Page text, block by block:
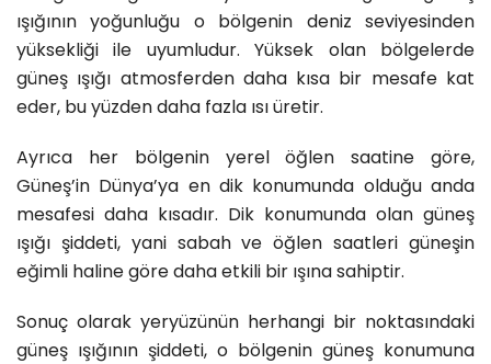
ışığının yoğunluğu o bölgenin deniz seviyesinden
yüksekliği ile uyumludur. Yüksek olan bölgelerde
güneş ışığı atmosferden daha kısa bir mesafe kat
eder, bu yüzden daha fazla ısı üretir.
Ayrıca her bölgenin yerel öğlen saatine göre,
Güneş’in Dünya’ya en dik konumunda olduğu anda
mesafesi daha kısadır. Dik konumunda olan güneş
ışığı şiddeti, yani sabah ve öğlen saatleri güneşin
eğimli haline göre daha etkili bir ışına sahiptir.
Sonuç olarak yeryüzünün herhangi bir noktasındaki
güneş ışığının şiddeti, o bölgenin güneş konumuna